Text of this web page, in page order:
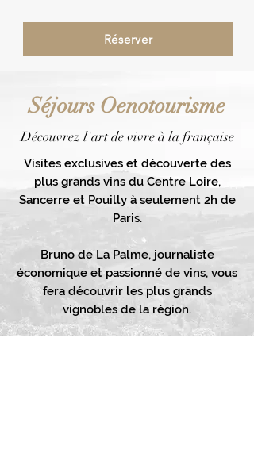
Réserver
Séjours Oenotourisme
Découvrez l'art de vivre à la française
Visites exclusives et découverte des
plus grands vins du Centre Loire,
Sancerre et Pouilly à seulement 2h de
Paris.
Bruno de La Palme, journaliste
économique et passionné de vins, vous
fera découvrir les plus grands
vignobles de la région.